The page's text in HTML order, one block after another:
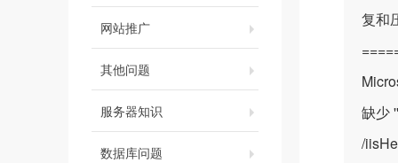
网站推广
其他问题
服务器知识
数据库问题
复和
缺少
/